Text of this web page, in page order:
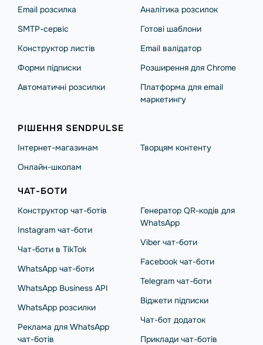
Email розсилка
SMTP-сервіс
Конструктор листів
Форми підписки
Автоматичні розсилки
Аналітика розсилок
Готові шаблони
Email валідатор
Розширення для Chrome
Платформа для email
маркетингу
РІШЕННЯ SENDPULSE
Інтернет-магазинам
Онлайн-школам
Творцям контенту
ЧАТ-БОТИ
Конструктор чат-ботів
Instagram чат-боти
Чат-боти в TikTok
WhatsApp чат-боти
WhatsApp Business API
WhatsApp розсилки
Реклама для WhatsApp
чат-ботів
Генератор QR-кодів для
WhatsApp
Viber чат-боти
Facebook чат-боти
Telegram чат-боти
Віджети підписки
Чат-бот додаток
Приклади чат-ботів